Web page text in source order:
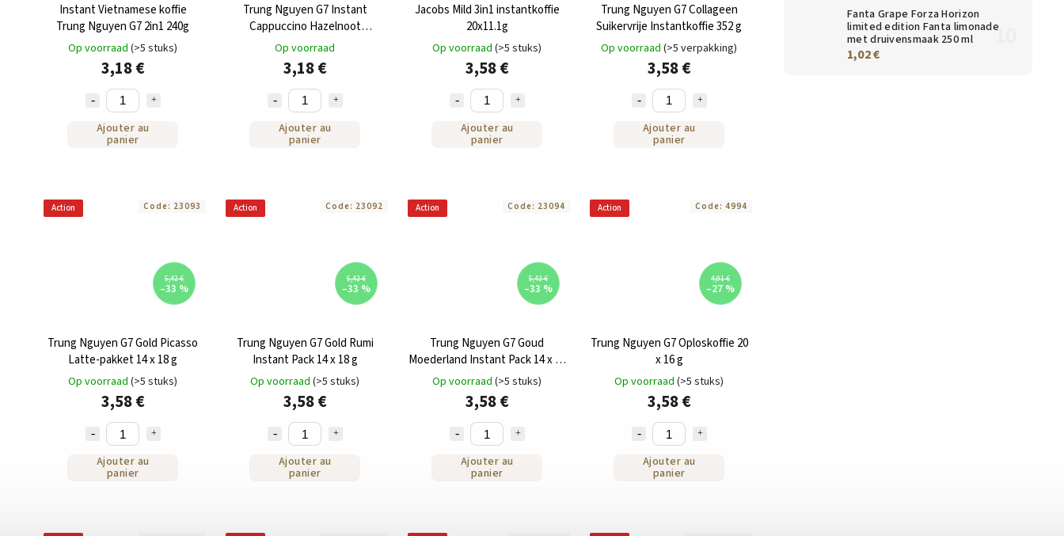
Fanta Grape Forza Horizon
limited edition Fanta limonade
met druivensmaak 250 ml
1,02 €
Instant Vietnamese koffie
Trung Nguyen G7 2in1 240g
Op voorraad (>5 stuks)
3,18 €
Ajouter au
panier
Trung Nguyen G7 Instant
Cappuccino Hazelnoot
Verpakking 12 x 18 g
Op voorraad
3,18 €
Ajouter au
panier
Jacobs Mild 3in1 instantkoffie
20x11.1g
Op voorraad (>5 stuks)
3,58 €
Ajouter au
panier
Trung Nguyen G7 Collageen
Suikervrije Instantkoffie 352 g
Op voorraad (>5 verpakking)
3,58 €
Ajouter au
panier
Action
5,42 €
–33 %
Trung Nguyen G7 Gold Picasso
Latte-pakket 14 x 18 g
Op voorraad (>5 stuks)
3,58 €
Ajouter au
panier
Code: 23093 Action
5,42 €
–33 %
Trung Nguyen G7 Gold Rumi
Instant Pack 14 x 18 g
Op voorraad (>5 stuks)
3,58 €
Ajouter au
panier
Code: 23092 Action
5,42 €
–33 %
Trung Nguyen G7 Goud
Moederland Instant Pack 14 x 18
g
Op voorraad (>5 stuks)
3,58 €
Ajouter au
panier
Code: 23094 Action
4,91 €
–27 %
Trung Nguyen G7 Oploskoffie 20
x 16 g
Op voorraad (>5 stuks)
3,58 €
Ajouter au
panier
Code: 4994